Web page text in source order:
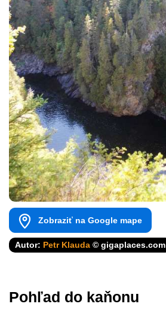
Zobraziť na Google mape
Autor: Petr Klauda © gigaplaces.com
Pohľad do kaňonu